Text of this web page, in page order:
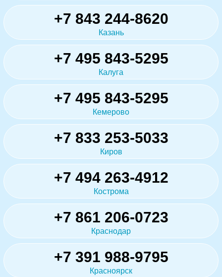
+7 843 244-8620
Казань
+7 495 843-5295
Калуга
+7 495 843-5295
Кемерово
+7 833 253-5033
Киров
+7 494 263-4912
Кострома
+7 861 206-0723
Краснодар
+7 391 988-9795
Красноярск